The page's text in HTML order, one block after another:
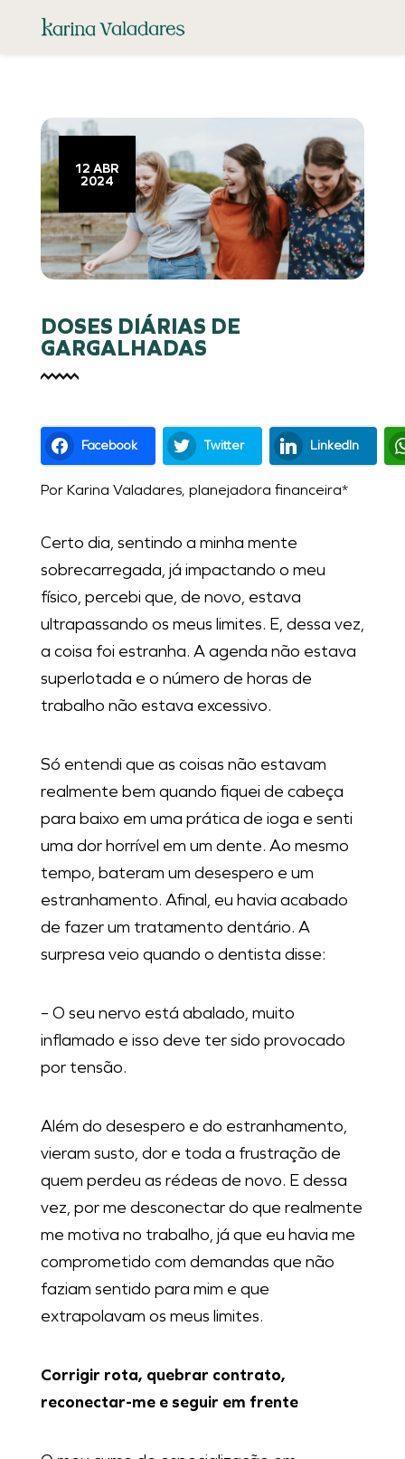
12 ABR
2024
DOSES DIÁRIAS DE
GARGALHADAS
Facebook Twitter LinkedIn
Por Karina Valadares, planejadora financeira*
Certo dia, sentindo a minha mente
sobrecarregada, já impactando o meu
físico, percebi que, de novo, estava
ultrapassando os meus limites. E, dessa vez,
a coisa foi estranha. A agenda não estava
superlotada e o número de horas de
trabalho não estava excessivo.
Só entendi que as coisas não estavam
realmente bem quando fiquei de cabeça
para baixo em uma prática de ioga e senti
uma dor horrível em um dente. Ao mesmo
tempo, bateram um desespero e um
estranhamento. Afinal, eu havia acabado
de fazer um tratamento dentário. A
surpresa veio quando o dentista disse:
– O seu nervo está abalado, muito
inflamado e isso deve ter sido provocado
por tensão.
Além do desespero e do estranhamento,
vieram susto, dor e toda a frustração de
quem perdeu as rédeas de novo. E dessa
vez, por me desconectar do que realmente
me motiva no trabalho, já que eu havia me
comprometido com demandas que não
faziam sentido para mim e que
extrapolavam os meus limites.
Corrigir rota, quebrar contrato,
reconectar-me e seguir em frente